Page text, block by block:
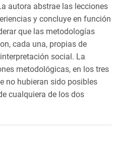
autora abstrae las lecciones
y concluye en función
que las metodologías
cada una, propias de
social. La
metodológicas, en los tres
no hubieran sido posibles
cualquiera de los dos